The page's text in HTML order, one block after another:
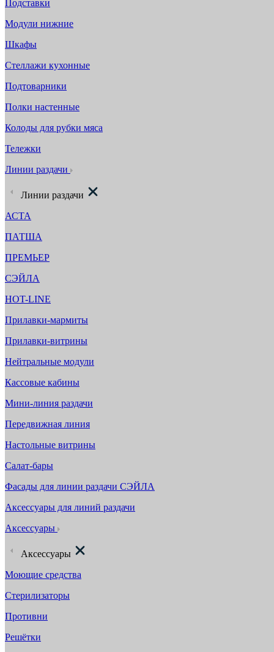
Подставки
Модули нижние
Шкафы
Стеллажи кухонные
Подтоварники
Полки настенные
Колоды для рубки мяса
Тележки
Линии раздачи
Линии раздачи
АСТА
ПАТША
ПРЕМЬЕР
СЭЙЛА
HOT-LINE
Прилавки-мармиты
Прилавки-витрины
Нейтральные модули
Кассовые кабины
Мини-линия раздачи
Передвижная линия
Настольные витрины
Салат-бары
Фасады для линии раздачи СЭЙЛА
Аксессуары для линий раздачи
Аксессуары
Аксессуары
Моющие средства
Стерилизаторы
Противни
Решётки